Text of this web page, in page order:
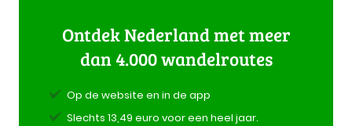
Ontdek Nederland met meer
dan 4.000 wandelroutes
Op de website en in de app
Slechts 13,49 euro voor een heel jaar.